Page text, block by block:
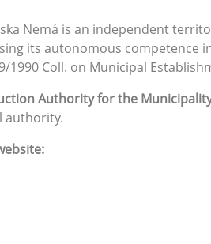
Nemá is an independent
its autonomous competence
1990 Coll. on Municipal
Authority for the
authority.